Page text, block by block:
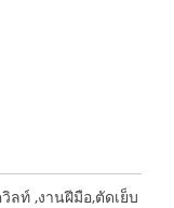
ลท์ ,งานฝีมือ,ตัดเย็บ